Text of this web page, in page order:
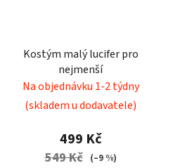
Kostým malý lucifer pro
nejmenší
Na objednávku 1-2 týdny
(skladem u dodavatele)
499 Kč
549 Kč (–9 %)